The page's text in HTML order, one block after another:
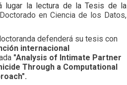
lugar la lectura de la Tesis de la
en Ciencia de los Datos,
defenderá su tesis con
internacional
"Analysis of Intimate Partner
Through a Computational